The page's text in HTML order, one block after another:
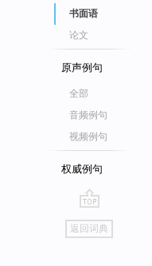
书面语
论文
原声例句
全部
音频例句
视频例句
权威例句
go
top
返回词典